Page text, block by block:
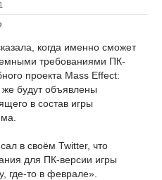
когда именно сможет
требованиями ПК-
проекта Mass Effect:
будут объявлены
в состав игры
в своём Twitter, что
для ПК-версии игры
где-то в феврале».